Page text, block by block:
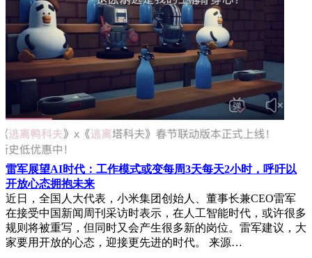
到AI生态的潜在协同，这场280亿元的并购正在重塑中国数字
基础设施的竞争格局。而氟化工产业，正以技术供应商的新身
份，继续留在这场变革的核心牌桌之上。
雷军展望AI时代：工作模式或变每周3天每天2小时，呼吁以
开放心态拥抱未来
近日，全国人大代表，小米集团创始人、董事长兼CEO雷军
在接受中国新闻周刊采访时表示，在人工智能时代，或许很多
规则将被重写，但同时又会产生很多新的岗位。雷军建议，大
家要用开放的心态，迎接更先进的时代。 来源…